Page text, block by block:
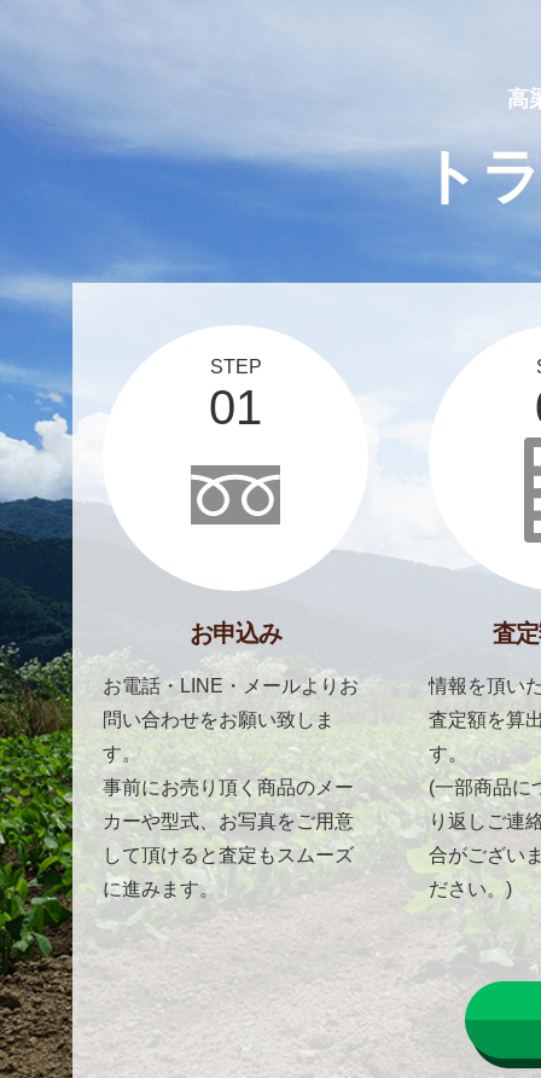
高
ト
STEP
01
お申込み
お電話・LINE・メールよりお
問い合わせをお願い致しま
す。
事前にお売り頂く商品のメー
カーや型式、お写真をご用意
して頂けると査定もスムーズ
に進みます。
査
情報を頂い
査定額を算
す。
(一部商品に
り返しご連
合がござい
ださい。)